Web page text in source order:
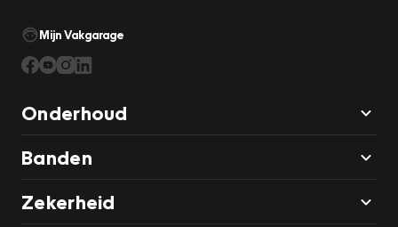
Mijn Vakgarage
Onderhoud
Banden
Zekerheid